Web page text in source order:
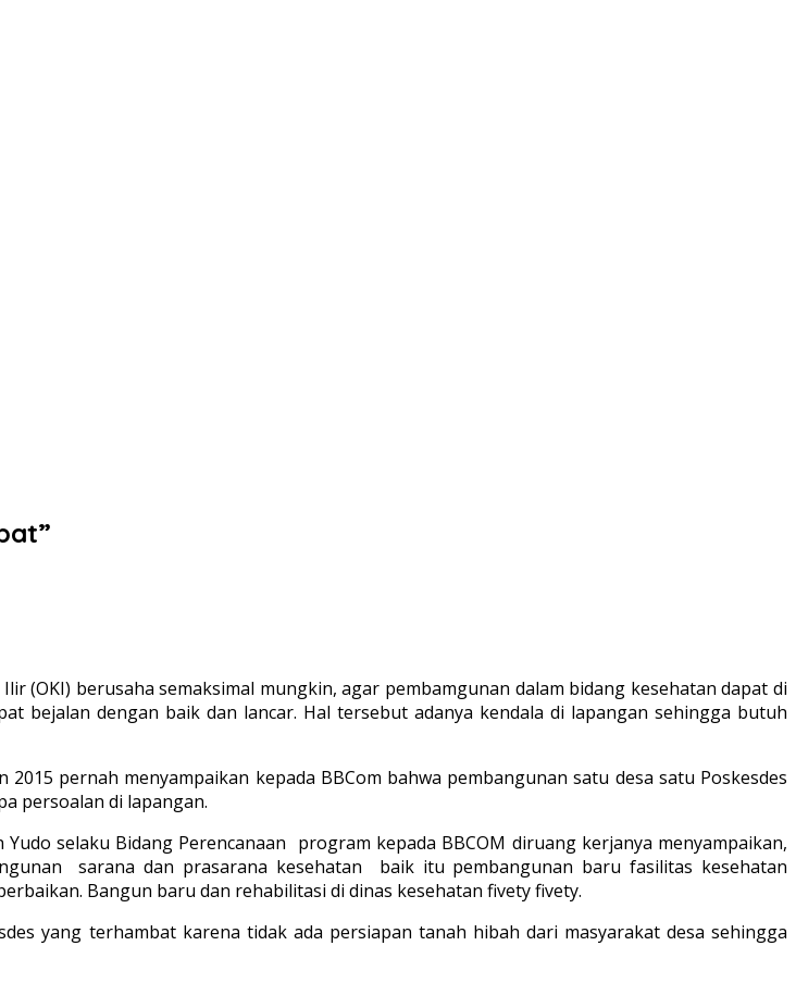
(OKI) berusaha semaksimal mungkin, agar pembamgunan dalam bidang kesehatan dapat di
bejalan dengan baik dan lancar. Hal tersebut adanya kendala di lapangan sehingga butuh
pernah menyampaikan kepada BBCom bahwa pembangunan satu desa satu Poskesdes
persoalan di lapangan.
selaku Bidang Perencanaan program kepada BBCOM diruang kerjanya menyampaikan,
sarana dan prasarana kesehatan baik itu pembangunan baru fasilitas kesehatan
Bangun baru dan rehabilitasi di dinas kesehatan fivety fivety.
yang terhambat karena tidak ada persiapan tanah hibah dari masyarakat desa sehingga